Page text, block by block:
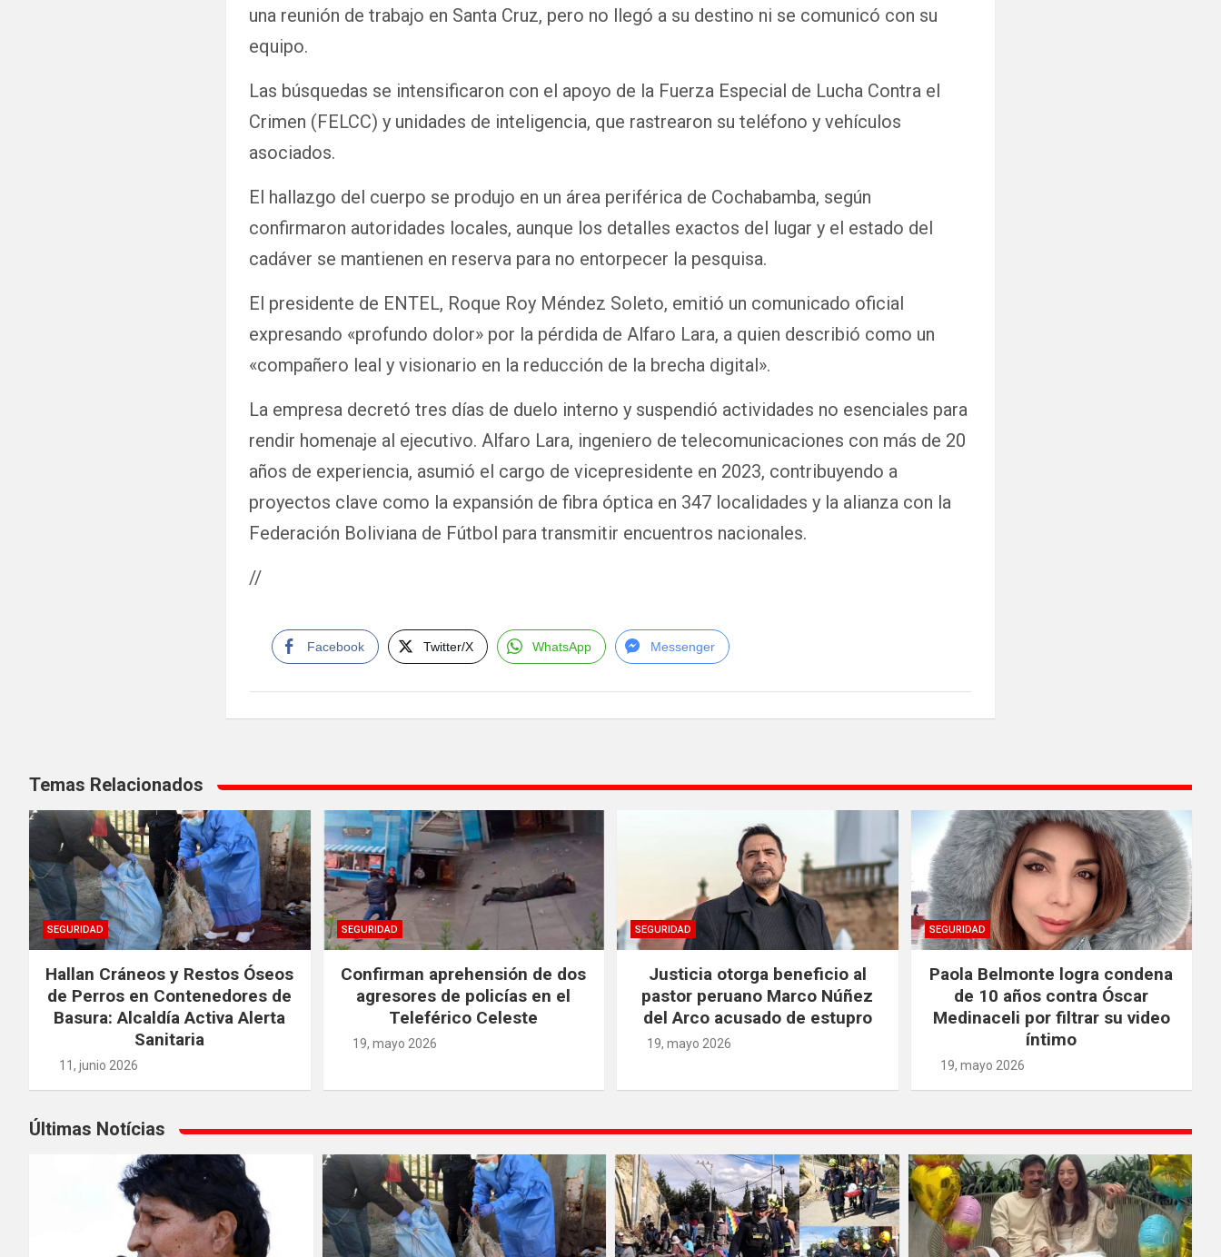
una reunión de trabajo en Santa Cruz, pero no llegó a su destino ni se comunicó con su
equipo.
Las búsquedas se intensificaron con el apoyo de la Fuerza Especial de Lucha Contra el
Crimen (FELCC) y unidades de inteligencia, que rastrearon su teléfono y vehículos
asociados.
El hallazgo del cuerpo se produjo en un área periférica de Cochabamba, según
confirmaron autoridades locales, aunque los detalles exactos del lugar y el estado del
cadáver se mantienen en reserva para no entorpecer la pesquisa.
El presidente de ENTEL, Roque Roy Méndez Soleto, emitió un comunicado oficial
expresando «profundo dolor» por la pérdida de Alfaro Lara, a quien describió como un
«compañero leal y visionario en la reducción de la brecha digital».
La empresa decretó tres días de duelo interno y suspendió actividades no esenciales para
rendir homenaje al ejecutivo. Alfaro Lara, ingeniero de telecomunicaciones con más de 20
años de experiencia, asumió el cargo de vicepresidente en 2023, contribuyendo a
proyectos clave como la expansión de fibra óptica en 347 localidades y la alianza con la
Federación Boliviana de Fútbol para transmitir encuentros nacionales.
//
Facebook Twitter/X WhatsApp Messenger
de
entradas
Temas Relacionados
SEGURIDAD
Hallan Cráneos y Restos Óseos
de Perros en Contenedores de
Basura: Alcaldía Activa Alerta
Sanitaria
11, junio 2026
SEGURIDAD
Confirman aprehensión de dos
agresores de policías en el
Teleférico Celeste
19, mayo 2026
SEGURIDAD
Justicia otorga beneficio al
pastor peruano Marco Núñez
del Arco acusado de estupro
19, mayo 2026
SEGURIDAD
Paola Belmonte logra condena
de 10 años contra Óscar
Medinaceli por filtrar su video
íntimo
19, mayo 2026
Últimas Notícias